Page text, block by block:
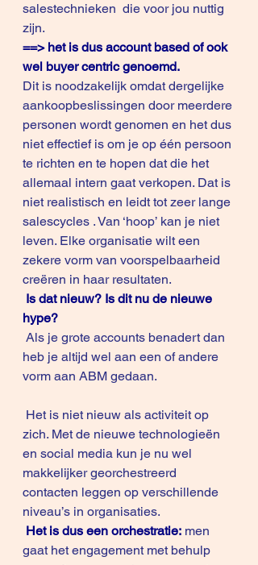
salestechnieken  die voor jou nuttig
zijn.
==> het is dus account based of ook
wel buyer centric genoemd.
Dit is noodzakelijk omdat dergelijke
aankoopbeslissingen door meerdere
personen wordt genomen en het dus
niet effectief is om je op één persoon
te richten en te hopen dat die het
allemaal intern gaat verkopen. Dat is
niet realistisch en leidt tot zeer lange
salescycles . Van ‘hoop’ kan je niet
leven. Elke organisatie wilt een
zekere vorm van voorspelbaarheid
creëren in haar resultaten.
Is dat nieuw? Is dit nu de nieuwe
hype?
heb je altijd wel aan een of andere
vorm aan ABM gedaan.
zich. Met de nieuwe technologieën
en social media kun je nu wel
makkelijker georchestreerd
contacten leggen op verschillende
niveau’s in organisaties.
Het is dus een orchestratie: men
gaat het engagement met behulp